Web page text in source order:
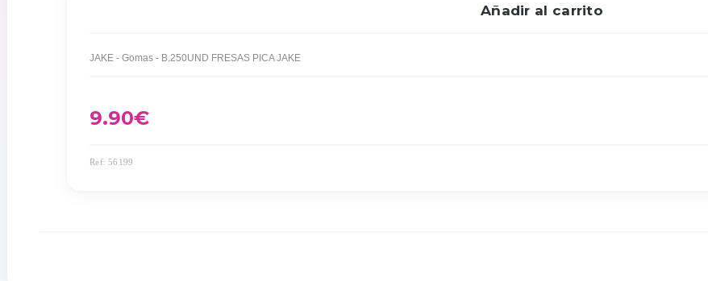
Añadir al carrito
JAKE - Gomas - B.250UND FRESAS PICA JAKE
9.90€
Ref: 56199